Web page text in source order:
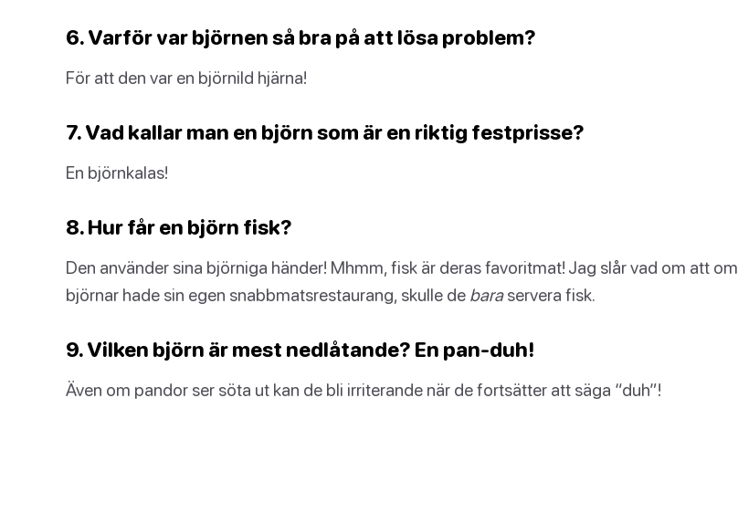
6. Varför var björnen så bra på att lösa problem?
För att den var en björnild hjärna!
7. Vad kallar man en björn som är en riktig festprisse?
En björnkalas!
8. Hur får en björn fisk?
Den använder sina björniga händer! Mhmm, fisk är deras favoritmat! Jag slår vad om att om
björnar hade sin egen snabbmatsrestaurang, skulle de baraservera fisk.
9. Vilken björn är mest nedlåtande? En pan-duh!
Även om pandor ser söta ut kan de bli irriterande när de fortsätter att säga “duh”!